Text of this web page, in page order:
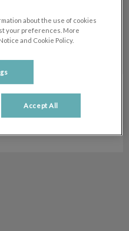
about the use of cookies
your preferences. More
and Cookie Policy.
Accept All